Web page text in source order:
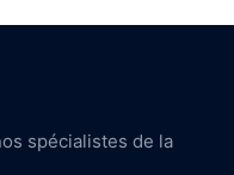
spécialistes de la